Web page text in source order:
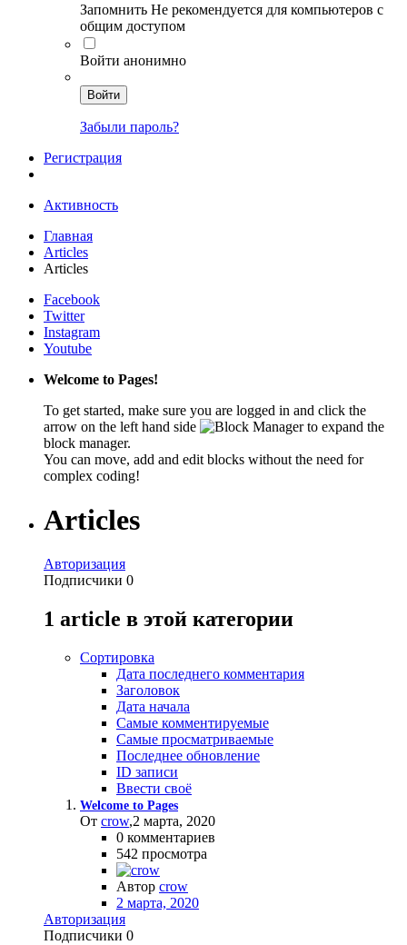
Запомнить Не рекомендуется для компьютеров с
общим доступом
Войти анонимно
Войти
Забыли пароль?
Регистрация
Активность
Главная
Articles
Articles
Facebook
Twitter
Instagram
Youtube
Welcome to Pages!
To get started, make sure you are logged in and click the
arrow on the left hand side
to expand the
block manager.
You can move, add and edit blocks without the need for
complex coding!
Articles
Авторизация
Подписчики 0
1 article в этой категории
Сортировка
Дата последнего комментария
Заголовок
Дата начала
Самые комментируемые
Самые просматриваемые
Последнее обновление
ID записи
Ввести своё
Welcome to Pages
От crow,2 марта, 2020
0 комментариев
542 просмотра
Автор crow
2 марта, 2020
Авторизация
Подписчики 0